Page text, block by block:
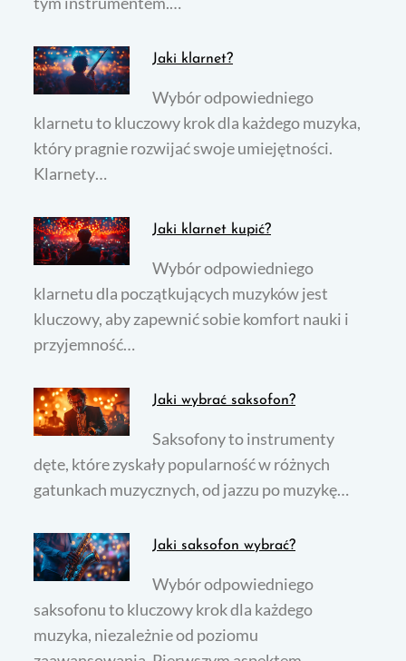
Jaki klarnet?
Wybór odpowiedniego
klarnetu to kluczowy krok dla każdego muzyka,
który pragnie rozwijać swoje umiejętności.
Klarnety…
Jaki klarnet kupić?
Wybór odpowiedniego
klarnetu dla początkujących muzyków jest
kluczowy, aby zapewnić sobie komfort nauki i
przyjemność…
Jaki wybrać saksofon?
Saksofony to instrumenty
dęte, które zyskały popularność w różnych
gatunkach muzycznych, od jazzu po muzykę…
Jaki saksofon wybrać?
Wybór odpowiedniego
saksofonu to kluczowy krok dla każdego
muzyka, niezależnie od poziomu